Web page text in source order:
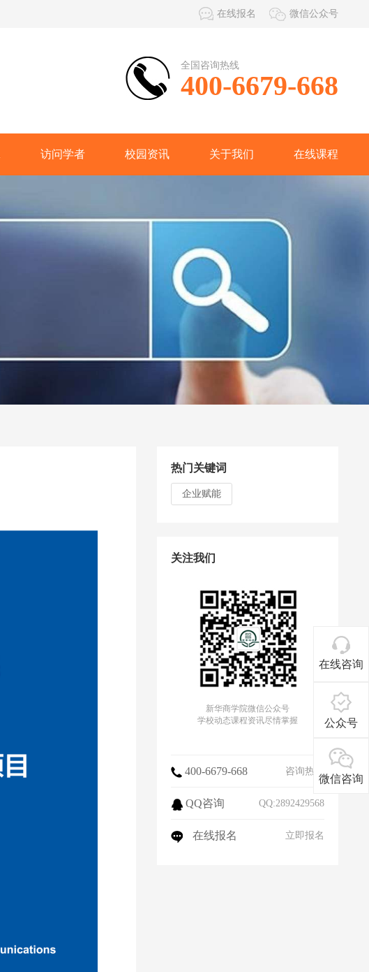
在线报名 微信公众号
全国咨询热线
400-6679-668
访问学者 校园资讯 关于我们 在线课程
热门关键词
企业赋能
关注我们
新华商学院微信公众号
学校动态课程资讯尽情掌握
400-6679-668 咨询热线
QQ咨询 QQ:2892429568
在线报名 立即报名
在线咨询
公众号
微信咨询